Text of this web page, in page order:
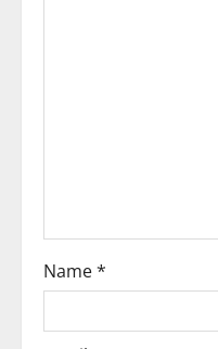
o
n
Name*